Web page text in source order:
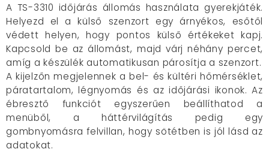
A TS-3310 időjárás állomás használata gyerekjáték.
Helyezd el a külső szenzort egy árnyékos, esőtől
védett helyen, hogy pontos külső értékeket kapj.
Kapcsold be az állomást, majd várj néhány percet,
amíg a készülék automatikusan párosítja a szenzort.
A kijelzőn megjelennek a bel- és kültéri hőmérséklet,
páratartalom, légnyomás és az időjárási ikonok. Az
ébresztő funkciót egyszerűen beállíthatod a
menüből, a háttérvilágítás pedig egy
gombnyomásra felvillan, hogy sötétben is jól lásd az
adatokat.